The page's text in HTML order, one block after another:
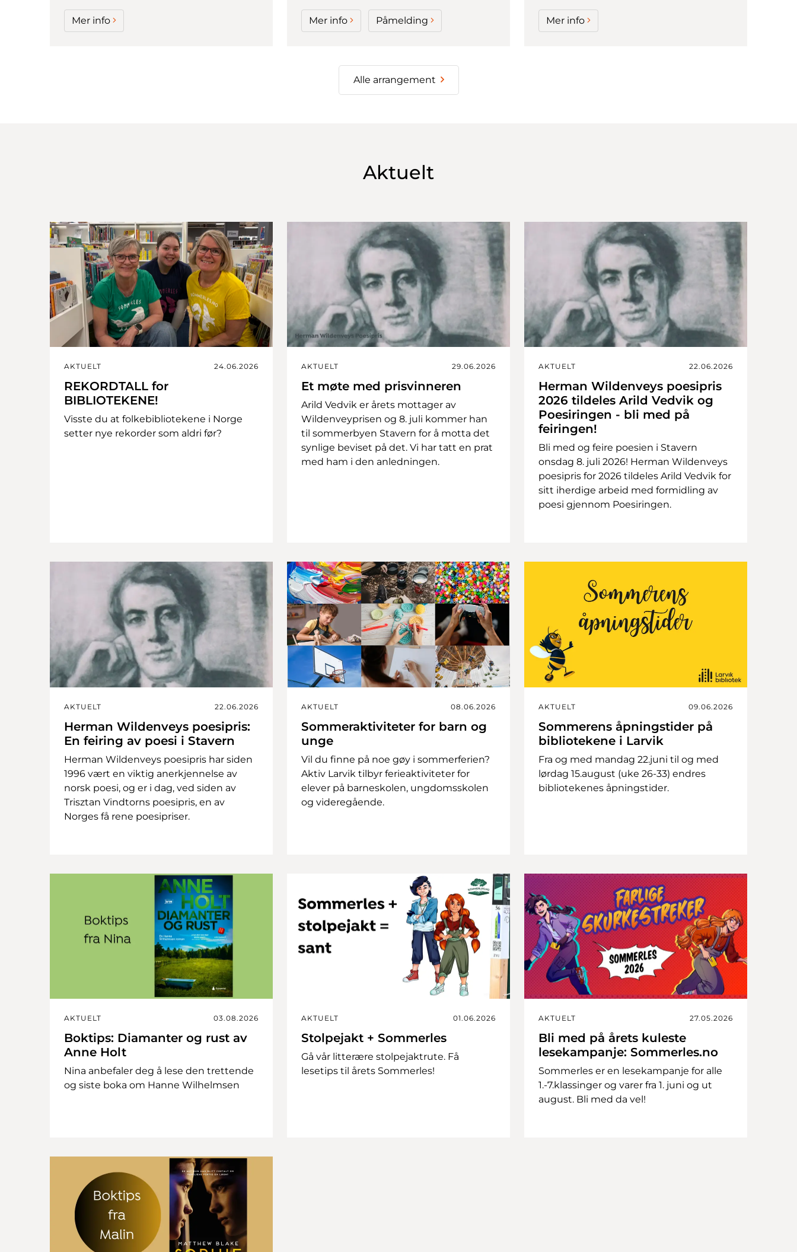
Mer info Mer info Påmelding Mer info
Alle arrangement
Aktuelt
AKTUELT 24.06.2026
REKORDTALL for
BIBLIOTEKENE!
Visste du at folkebibliotekene i Norge
setter nye rekorder som aldri før?
AKTUELT 29.06.2026
Et møte med prisvinneren
Arild Vedvik er årets mottager av
Wildenveyprisen og 8. juli kommer han
til sommerbyen Stavern for å motta det
synlige beviset på det. Vi har tatt en prat
med ham i den anledningen.
AKTUELT 22.06.2026
Herman Wildenveys poesipris
2026 tildeles Arild Vedvik og
Poesiringen - bli med på
feiringen!
Bli med og feire poesien i Stavern
onsdag 8. juli 2026! Herman Wildenveys
poesipris for 2026 tildeles Arild Vedvik for
sitt iherdige arbeid med formidling av
poesi gjennom Poesiringen.
AKTUELT 22.06.2026
Herman Wildenveys poesipris:
En feiring av poesi i Stavern
Herman Wildenveys poesipris har siden
1996 vært en viktig anerkjennelse av
norsk poesi, og er i dag, ved siden av
Trisztan Vindtorns poesipris, en av
Norges få rene poesipriser.
AKTUELT 08.06.2026
Sommeraktiviteter for barn og
unge
Vil du finne på noe gøy i sommerferien?
Aktiv Larvik tilbyr ferieaktiviteter for
elever på barneskolen, ungdomsskolen
og videregående.
AKTUELT 09.06.2026
Sommerens åpningstider på
bibliotekene i Larvik
Fra og med mandag 22.juni til og med
lørdag 15.august (uke 26-33) endres
bibliotekenes åpningstider.
AKTUELT 03.08.2026
Boktips: Diamanter og rust av
Anne Holt
Nina anbefaler deg å lese den trettende
og siste boka om Hanne Wilhelmsen
AKTUELT 01.06.2026
Stolpejakt + Sommerles
Gå vår litterære stolpejaktrute. Få
lesetips til årets Sommerles!
AKTUELT 27.05.2026
Bli med på årets kuleste
lesekampanje: Sommerles.no
Sommerles er en lesekampanje for alle
1.-7.klassinger og varer fra 1. juni og ut
august. Bli med da vel!